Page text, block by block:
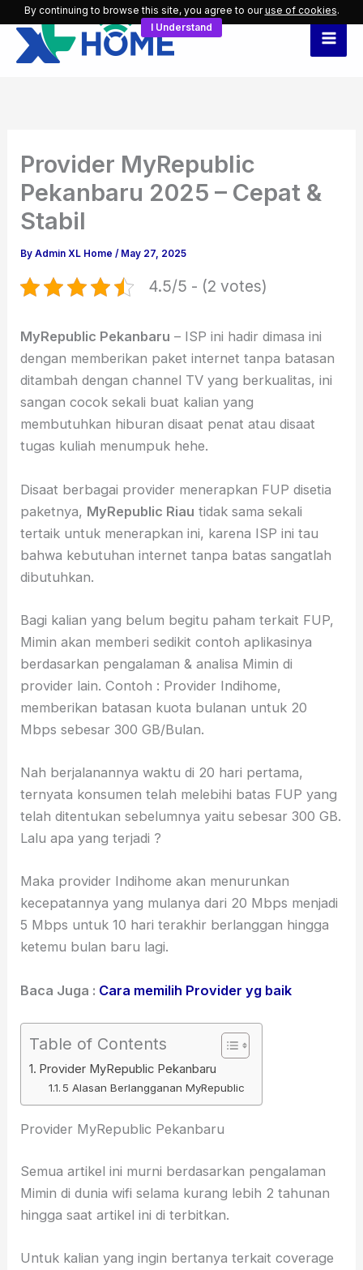
Skip
content
Provider MyRepublic
Pekanbaru 2025 – Cepat &
Stabil
ByAdmin XL Home/ May 27, 2025
4.5/5 - (2 votes)
MyRepublic Pekanbaru – ISP ini hadir dimasa ini
dengan memberikan paket internet tanpa batasan
ditambah dengan channel TV yang berkualitas, ini
sangan cocok sekali buat kalian yang
membutuhkan hiburan disaat penat atau disaat
tugas kuliah menumpuk hehe.
Disaat berbagai provider menerapkan FUP disetia
paketnya, MyRepublic Riau tidak sama sekali
tertaik untuk menerapkan ini, karena ISP ini tau
bahwa kebutuhan internet tanpa batas sangatlah
dibutuhkan.
Bagi kalian yang belum begitu paham terkait FUP,
Mimin akan memberi sedikit contoh aplikasinya
berdasarkan pengalaman & analisa Mimin di
provider lain. Contoh : Provider Indihome,
memberikan batasan kuota bulanan untuk 20
Mbps sebesar 300 GB/Bulan.
Nah berjalanannya waktu di 20 hari pertama,
ternyata konsumen telah melebihi batas FUP yang
telah ditentukan sebelumnya yaitu sebesar 300 GB.
Lalu apa yang terjadi ?
Maka provider Indihome akan menurunkan
kecepatannya yang mulanya dari 20 Mbps menjadi
5 Mbps untuk 10 hari terakhir berlanggan hingga
ketemu bulan baru lagi.
Baca Juga : Cara memilih Provider yg baik
Table of Contents
Provider MyRepublic Pekanbaru
5 Alasan Berlangganan MyRepublic
Provider MyRepublic Pekanbaru
Semua artikel ini murni berdasarkan pengalaman
Mimin di dunia wifi selama kurang lebih 2 tahunan
hingga saat artikel ini di terbitkan.
Untuk kalian yang ingin bertanya terkait coverage
By continuing to browse this site, you agree to ouruse of cookies.
I Understand